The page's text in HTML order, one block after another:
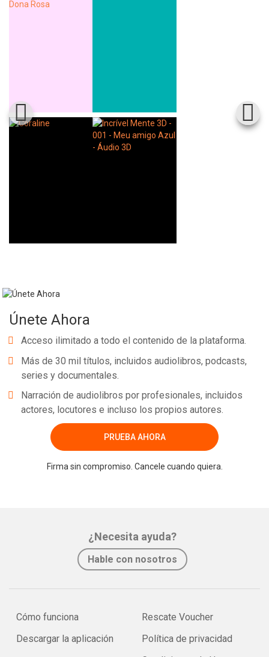
Únete Ahora
Acceso ilimitado a todo el contenido de la plataforma.
Más de 30 mil títulos, incluidos audiolibros, podcasts,
series y documentales.
Narración de audiolibros por profesionales, incluidos
actores, locutores e incluso los propios autores.
PRUEBA AHORA
Firma sin compromiso. Cancele cuando quiera.
¿Necesita ayuda?
Hable con nosotros
Cómo funciona
Descargar la aplicación
Rescate Voucher
Política de privacidad